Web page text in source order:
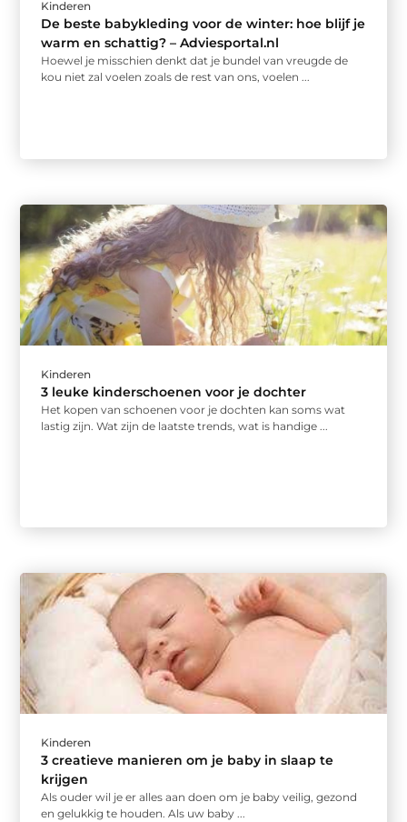
Kinderen
De beste babykleding voor de winter: hoe blijf je
warm en schattig? – Adviesportal.nl
Hoewel je misschien denkt dat je bundel van vreugde de
kou niet zal voelen zoals de rest van ons, voelen ...
Kinderen
3 leuke kinderschoenen voor je dochter
Het kopen van schoenen voor je dochten kan soms wat
lastig zijn. Wat zijn de laatste trends, wat is handige ...
Kinderen
3 creatieve manieren om je baby in slaap te
krijgen
Als ouder wil je er alles aan doen om je baby veilig, gezond
en gelukkig te houden. Als uw baby ...